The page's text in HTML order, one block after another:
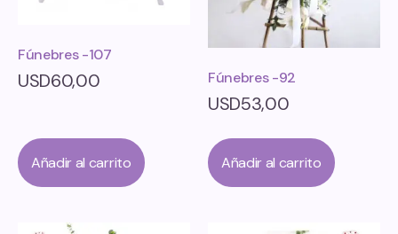
Fúnebres -107
USD60,00
Añadir al carrito
Fúnebres -92
USD53,00
Añadir al carrito